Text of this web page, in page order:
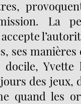
La
ses
des jeux,
quand les